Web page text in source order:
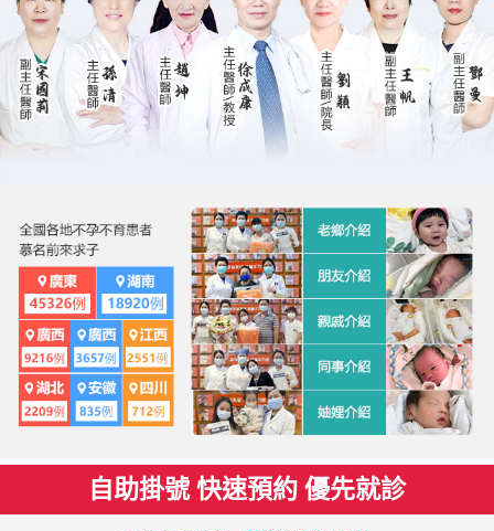
自助掛號 快速預約 優先就診